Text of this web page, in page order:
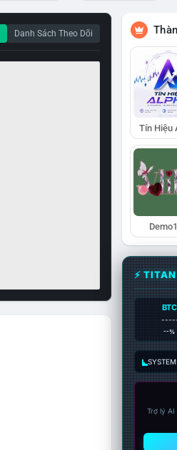
Danh Sách Theo Dõi
Tín Hiệu
⚡
BTC
--%
Trợ lý